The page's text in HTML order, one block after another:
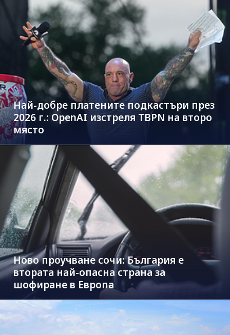
Най-добре платените подкастъри през
2026 г.: OpenAI изстреля TBPN на второ
място
Ново проучване сочи: България е
втората най-опасна страна за
шофиране в Европа